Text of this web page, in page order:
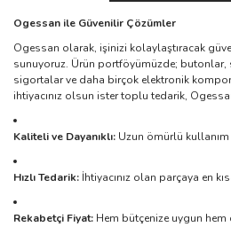
Ogessan ile Güvenilir Çözümler
Ogessan olarak, işinizi kolaylaştıracak
sunuyoruz. Ürün portföyümüzde; butonlar,
sigortalar ve daha birçok elektronik
ihtiyacınız olsun ister toplu tedarik,
Kaliteli ve Dayanıklı: Uzun ömürlü
Hızlı Tedarik: İhtiyacınız olan parçaya en
Rekabetçi Fiyat: Hem bütçenize uygun